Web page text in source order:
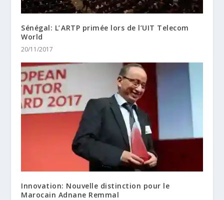
Sénégal: L’ ARTP primée lors de l’UIT Telecom
World
20/11/2017
Innovation: Nouvelle distinction pour le
Marocain Adnane Remmal